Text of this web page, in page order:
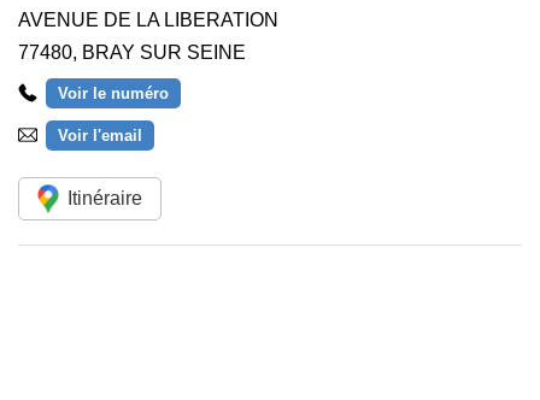
AVENUE DE LA LIBERATION
77480, BRAY SUR SEINE
Voir le numéro
Voir l'email
Itinéraire